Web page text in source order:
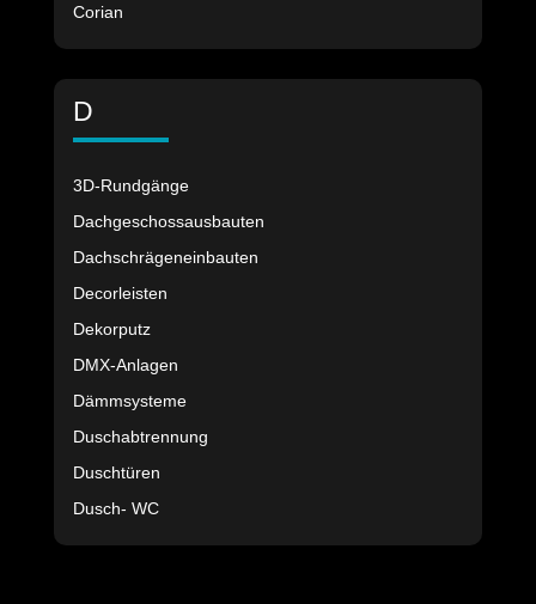
Corian
D
3D-Rundgänge
Dachgeschossausbauten
Dachschrägeneinbauten
Decorleisten
Dekorputz
DMX-Anlagen
Dämmsysteme
Duschabtrennung
Duschtüren
Dusch- WC